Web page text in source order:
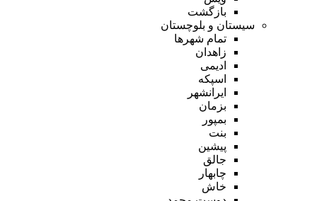
بازگشت
سیستان و بلوچستان
تمام شهر‌ها
زاهدان
ادیمی
اسپکه
ایرانشهر
بزمان
بمپور
بنت
پیشین
جالق
چابهار
خاش